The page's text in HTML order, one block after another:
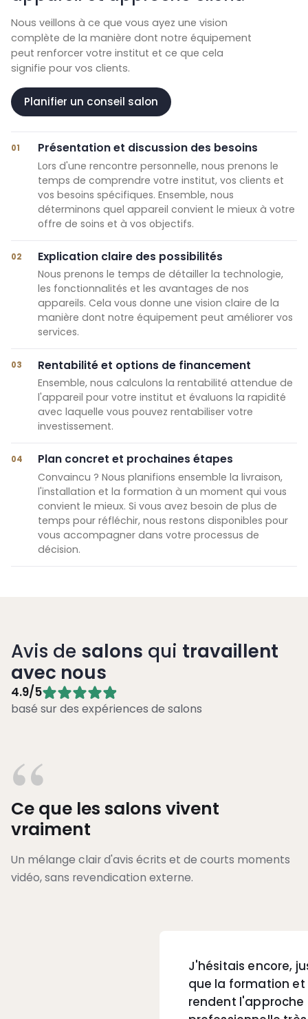
Nous veillons à ce que vous ayez une vision
complète de la manière dont notre équipement
peut renforcer votre institut et ce que cela
signifie pour vos clients.
Planifier un conseil salon
01 Présentation et discussion des besoins
Lors d'une rencontre personnelle, nous prenons le
temps de comprendre votre institut, vos clients et
vos besoins spécifiques. Ensemble, nous
déterminons quel appareil convient le mieux à votre
offre de soins et à vos objectifs.
02 Explication claire des possibilités
Nous prenons le temps de détailler la technologie,
les fonctionnalités et les avantages de nos
appareils. Cela vous donne une vision claire de la
manière dont notre équipement peut améliorer vos
services.
03 Rentabilité et options de financement
Ensemble, nous calculons la rentabilité attendue de
l'appareil pour votre institut et évaluons la rapidité
avec laquelle vous pouvez rentabiliser votre
investissement.
04 Plan concret et prochaines étapes
Convaincu ? Nous planifions ensemble la livraison,
l'installation et la formation à un moment qui vous
convient le mieux. Si vous avez besoin de plus de
temps pour réfléchir, nous restons disponibles pour
vous accompagner dans votre processus de
décision.
Avis de salons qui travaillent
avec nous
4.9/5
basé sur des expériences de salons
“
Ce que les salons vivent
vraiment
Un mélange clair d'avis écrits et de courts moments
vidéo, sans revendication externe.
J'hésitais encore,
que la formation et
rendent l'approche